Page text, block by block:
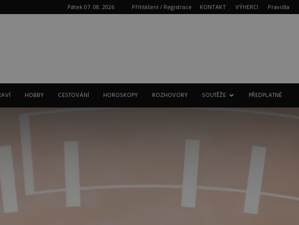
Pátek 07. 08. 2026 Přihlášení / Registrace KONTAKT VÝHERCI Pravidla
HOBBY CESTOVÁNÍ HOROSKOPY ROZHOVORY SOUTĚŽE PŘEDPLATNÉ